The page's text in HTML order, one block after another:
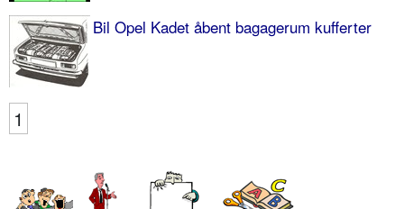
Bil Opel Kadet åbent bagagerum kufferter
1